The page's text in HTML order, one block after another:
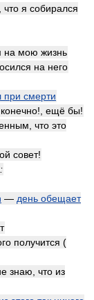
я собирался
на мою жизнь
на него
при смерти
ещё бы!
что это
совет!
— день обещает
получится (
знаю, что из